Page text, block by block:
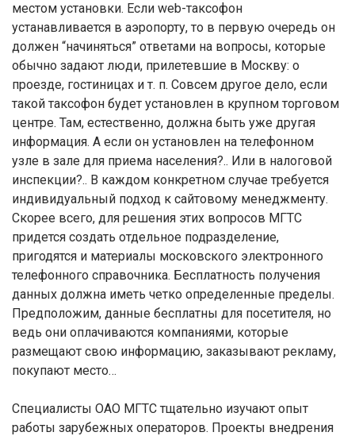
местом установки. Если web-таксофон
устанавливается в аэропорту, то в первую очередь он
должен “начиняться” ответами на вопросы, которые
обычно задают люди, прилетевшие в Москву: о
проезде, гостиницах и т. п. Совсем другое дело, если
такой таксофон будет установлен в крупном торговом
центре. Там, естественно, должна быть уже другая
информация. А если он установлен на телефонном
узле в зале для приема населения?.. Или в налоговой
инспекции?.. В каждом конкретном случае требуется
индивидуальный подход к сайтовому менеджменту.
Скорее всего, для решения этих вопросов МГТС
придется создать отдельное подразделение,
пригодятся и материалы московского электронного
телефонного справочника. Бесплатность получения
данных должна иметь четко определенные пределы.
Предположим, данные бесплатны для посетителя, но
ведь они оплачиваются компаниями, которые
размещают свою информацию, заказывают рекламу,
покупают место…
Специалисты ОАО МГТС тщательно изучают опыт
работы зарубежных операторов. Проекты внедрения